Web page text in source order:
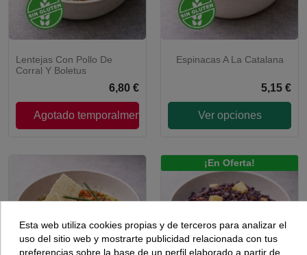
Lentejas Con Pollo De
Corral Y Boletus
6,80 €
Agotado temporalmente
Espinacas A La Catalana
5,15 €
Ver opciones
¡En Oferta!
Esta web utiliza cookies propias y de terceros para analizar el
uso del sitio web y mostrarte publicidad relacionada con tus
preferencias sobre la base de un perfil elaborado a partir de